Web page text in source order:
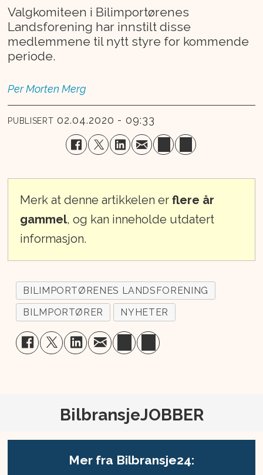
Valgkomiteen i Bilimportørenes
Landsforening har innstilt disse
medlemmene til nytt styre for kommende
periode.
Per Morten Merg
PUBLISERT 02.04.2020 - 09:33
Merk at denne artikkelen erflere år
gammel, og kan inneholde utdatert
informasjon.
BILIMPORTØRENES LANDSFORENING
BILMPORTØRER
NYHETER
BilbransjeJOBBER
Mer fra Bilbransje24: